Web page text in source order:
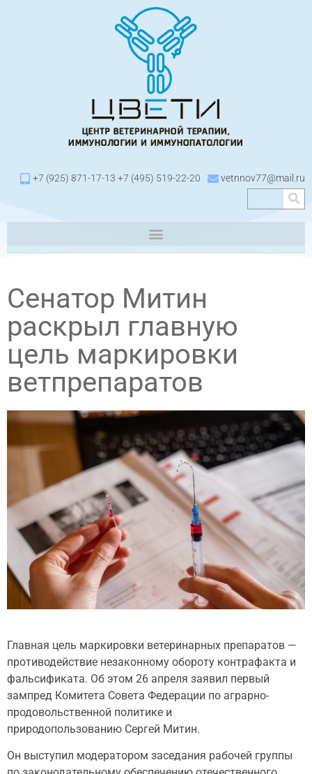
+7 (925) 871-17-13 +7 (495) 519-22-20 vetnnov77@mail.ru
Сенатор Митин
раскрыл главную
цель маркировки
ветпрепаратов
Главная цель маркировки ветеринарных препаратов —
противодействие незаконному обороту контрафакта и
фальсификата. Об этом 26 апреля заявил первый
зампред Комитета Совета Федерации по аграрно-
продовольственной политике и
природопользованию Сергей Митин.
Он выступил модератором заседания рабочей группы